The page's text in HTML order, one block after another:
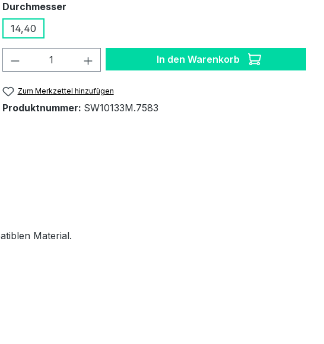
Durchmesser
14,40
Produkt Anzahl: Gib den gewünschten Wert
In den Warenkorb
Zum Merkzettel hinzufügen
Produktnummer: SW10133M.7583
Material.